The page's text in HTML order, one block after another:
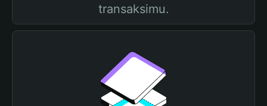
transaksimu.